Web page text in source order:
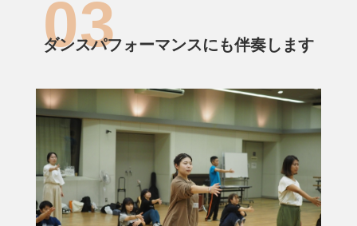
ダンスパフォーマンスにも伴奏します